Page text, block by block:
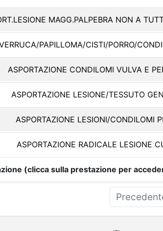
MAGG.PALPEBRA NON A
PAPILLOMA/CISTI/PORRO/
ASPORTAZIONE CONDILOMI VULVA E
ASPORTAZIONE LESIONE/TESSUTO
ASPORTAZIONE LESIONI/CONDILOMI
ASPORTAZIONE RADICALE LESIONE
(clicca sulla prestazione per